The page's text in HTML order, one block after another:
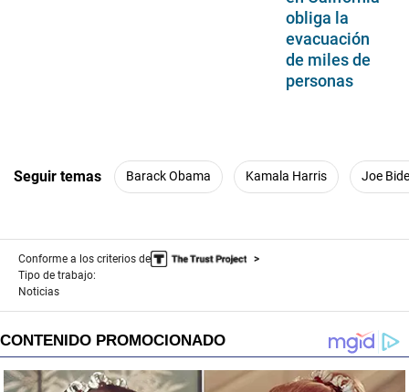
obliga la
evacuación
de miles de
personas
Seguir temas Barack Obama Kamala Harris Joe
Conforme a los criterios de
Tipo de trabajo:
Noticias